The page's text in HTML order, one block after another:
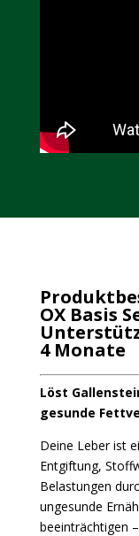
OX Basis
4 Monate
Löst
gesunde
Deine Leber ist
Entgiftung,
Belastungen
ungesunde
beeinträchtigen